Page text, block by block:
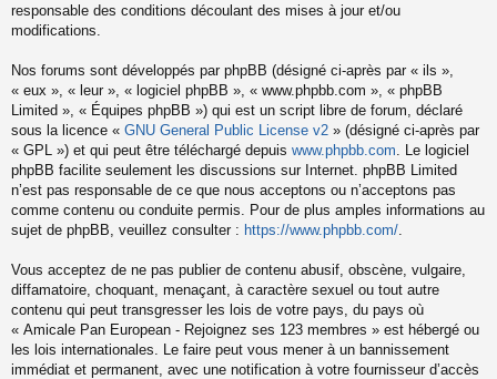
responsable des conditions découlant des mises à jour et/ou
modifications.
Nos forums sont développés par phpBB (désigné ci-après par « ils »,
« eux », « leur », « logiciel phpBB », « www.phpbb.com », « phpBB
Limited », « Équipes phpBB ») qui est un script libre de forum, déclaré
sous la licence « GNU General Public License v2 » (désigné ci-après par
« GPL ») et qui peut être téléchargé depuis www.phpbb.com . Le logiciel
phpBB facilite seulement les discussions sur Internet. phpBB Limited
n’est pas responsable de ce que nous acceptons ou n’acceptons pas
comme contenu ou conduite permis. Pour de plus amples informations au
sujet de phpBB, veuillez consulter : https://www.phpbb.com/
Vous acceptez de ne pas publier de contenu abusif, obscène, vulgaire,
diffamatoire, choquant, menaçant, à caractère sexuel ou tout autre
contenu qui peut transgresser les lois de votre pays, du pays où
« Amicale Pan European - Rejoignez ses 123 membres » est hébergé ou
les lois internationales. Le faire peut vous mener à un bannissement
immédiat et permanent, avec une notification à votre fournisseur d’accès